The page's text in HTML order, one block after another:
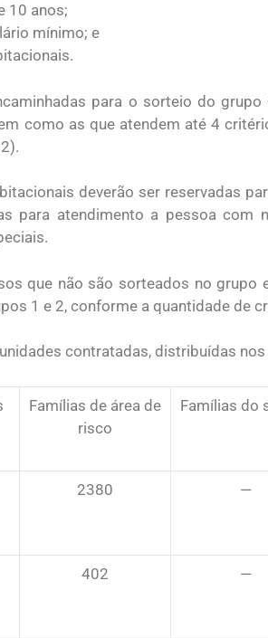
10 anos;
mínimo; e
para o sorteio do grupo
como as que atendem até 4
deverão ser reservadas
para atendimento a pessoa com
que não são sorteados no grupo
1 e 2, conforme a quantidade de
contratadas, distribuídas
Famílias de área de
risco
Famílias do
2380 —
402 —